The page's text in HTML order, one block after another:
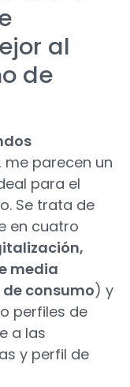
al
de
me parecen un
para el
Se trata de
en cuatro
media
consumo) y
perfiles de
a las
y perfil de